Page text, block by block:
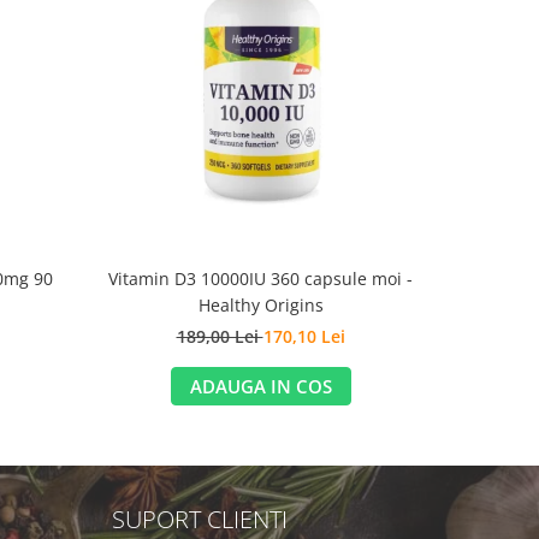
90
Vitamin D3 10000IU 360 capsule moi -
Healthy Origins
189,00 Lei170,10 Lei
ADAUGA IN COS
SUPORT CLIENTI